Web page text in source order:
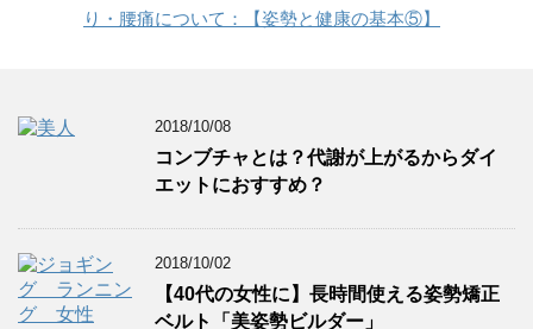
り・腰痛について：【姿勢と健康の基本⑤】
2018/10/08
コンブチャとは？代謝が上がるからダイ
エットにおすすめ？
2018/10/02
【40代の女性に】長時間使える姿勢矯正
ベルト「美姿勢ビルダー」